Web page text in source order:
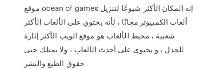
موقع ocean of games إنه المكان الأكثر شيوعًا لتنزيل
ألعاب الكمبيوتر مجانًا ، لأنه يحتوي على الألعاب الأكثر
شعبية ، محيط الألعاب هو موقع الويب الأكثر إثارة
للجدل ، و يحتوي على أحدث الألعاب ، ولا يمتلك حتى
حقوق الطبع والنشر